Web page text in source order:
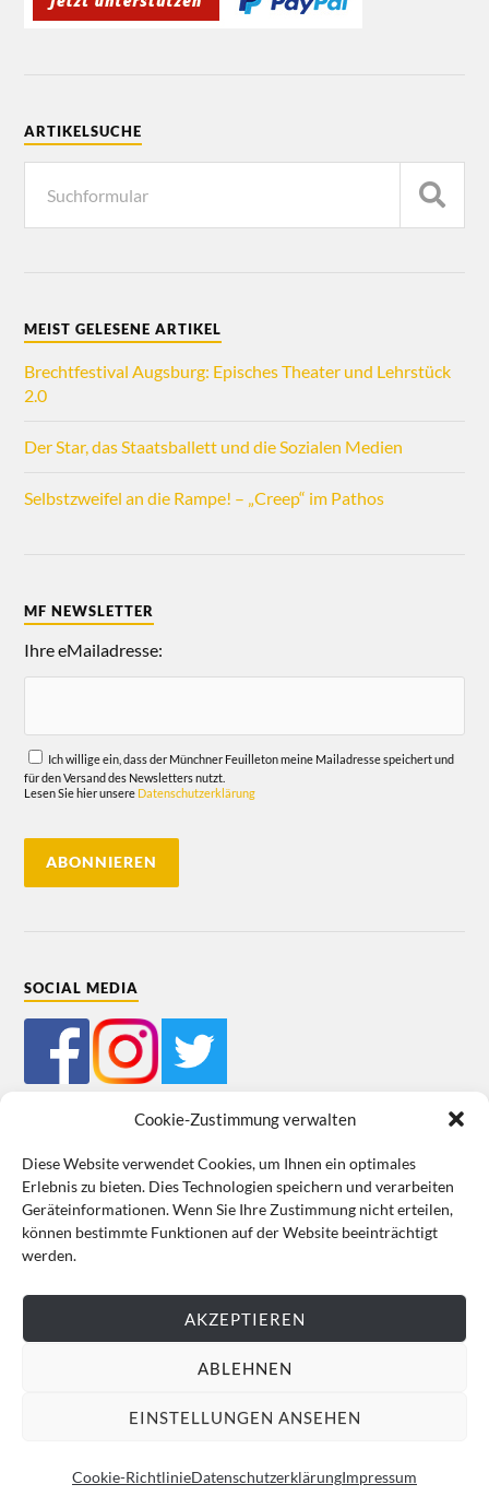
Cookie-Zustimmung verwalten
Diese Website verwendet Cookies, um Ihnen ein optimales
Erlebnis zu bieten. Dies Technologien speichern und verarbeiten
Geräteinformationen. Wenn Sie Ihre Zustimmung nicht erteilen,
können bestimmte Funktionen auf der Website beeinträchtigt
werden.
AKZEPTIEREN
ABLEHNEN
EINSTELLUNGEN ANSEHEN
Cookie-RichtlinieDatenschutzerklärungImpressum
ARTIKELSUCHE
MEIST GELESENE ARTIKEL
Brechtfestival Augsburg: Episches Theater und Lehrstück
2.0
Der Star, das Staatsballett und die Sozialen Medien
Selbstzweifel an die Rampe! – „Creep“ im Pathos
MF NEWSLETTER
Ihre eMailadresse:
Ich willige ein, dass der Münchner Feuilleton meine Mailadresse speichert und
für den Versand des Newsletters nutzt.
Lesen Sie hier unsere Datenschutzerklärung
SOCIAL MEDIA
Impressum Datenschutz Cookie-Richtlinie (EU) AGB